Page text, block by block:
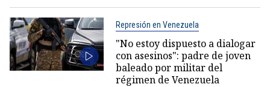
Represión en Venezuela
"No estoy dispuesto a dialogar
con asesinos": padre de joven
baleado por militar del
régimen de Venezuela